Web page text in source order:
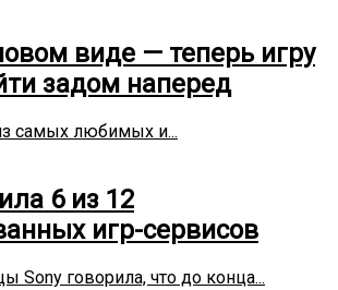
виде — теперь игру
задом наперед
самых любимых и...
6 из 12
игр-сервисов
Sony говорила, что до конца...